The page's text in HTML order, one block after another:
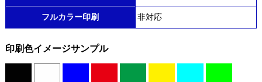
フルカラー印刷 非対応
印刷色イメージサンプル